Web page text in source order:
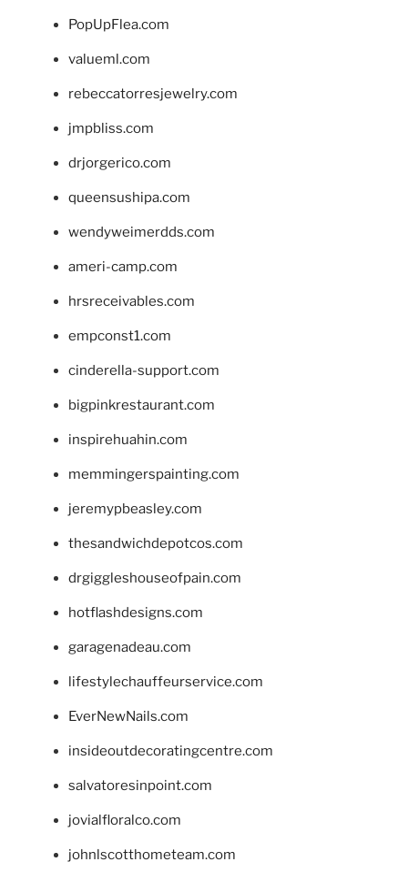
PopUpFlea.com
valueml.com
rebeccatorresjewelry.com
jmpbliss.com
drjorgerico.com
queensushipa.com
wendyweimerdds.com
ameri-camp.com
hrsreceivables.com
empconst1.com
cinderella-support.com
bigpinkrestaurant.com
inspirehuahin.com
memmingerspainting.com
jeremypbeasley.com
thesandwichdepotcos.com
drgiggleshouseofpain.com
hotflashdesigns.com
garagenadeau.com
lifestylechauffeurservice.com
EverNewNails.com
insideoutdecoratingcentre.com
salvatoresinpoint.com
jovialfloralco.com
johnlscotthometeam.com